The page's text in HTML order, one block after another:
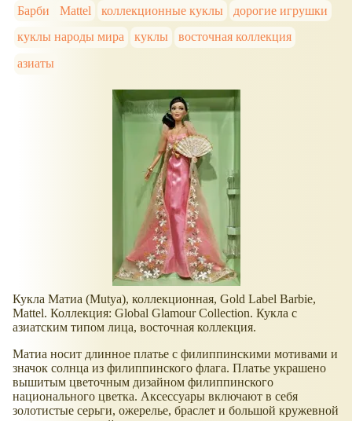
Барби Mattel коллекционные куклы
дорогие игрушки
куклы народы мира
куклы
восточная коллекция
азиаты
Кукла Матиа (Mutya), коллекционная, Gold Label Barbie,
Mattel. Коллекция: Global Glamour Collection. Кукла с
азиатским типом лица, восточная коллекция.
Матиа носит длинное платье с филиппинскими мотивами и
значок солнца из филиппинского флага. Платье украшено
вышитым цветочным дизайном филиппинского
национального цветка. Аксессуары включают в себя
золотистые серьги, ожерелье, браслет и большой кружевной